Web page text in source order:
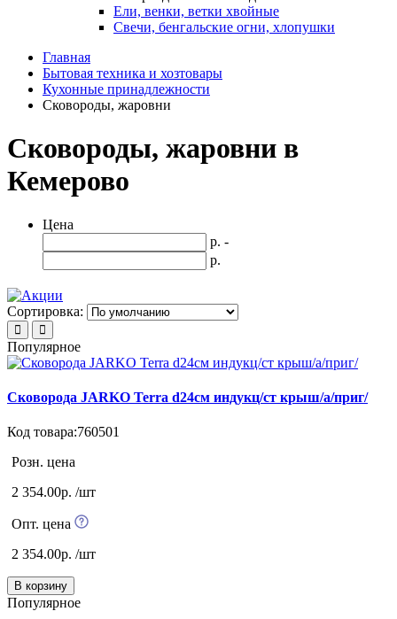
Ели, венки, ветки хвойные
Свечи, бенгальские огни, хлопушки
Главная
Бытовая техника и хозтовары
Кухонные принадлежности
Сковороды, жаровни
Сковороды, жаровни в
Кемерово
Цена
р. -
р.
Сортировка:
Популярное
Сковорода JARKO Terra d24см индукц/ст крыш/а/приг/
Код товара:760501
Розн. цена
2 354.00р. /шт
Опт. цена
2 354.00р. /шт
В корзину
Популярное